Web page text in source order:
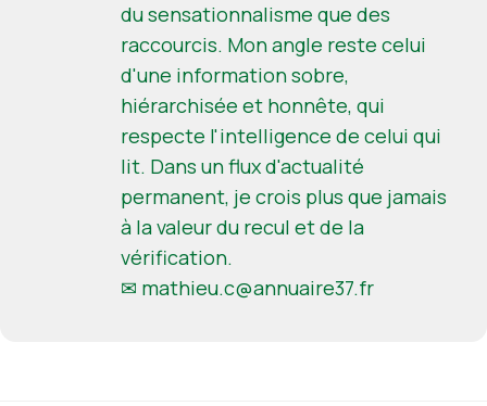
du sensationnalisme que des
raccourcis. Mon angle reste celui
d'une information sobre,
hiérarchisée et honnête, qui
respecte l'intelligence de celui qui
lit. Dans un flux d'actualité
permanent, je crois plus que jamais
à la valeur du recul et de la
vérification.
✉ mathieu.c@annuaire37.fr